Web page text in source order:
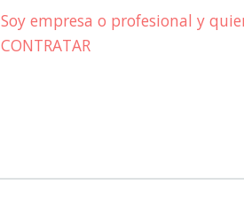
Soy empresa o profesional y
CONTRATAR